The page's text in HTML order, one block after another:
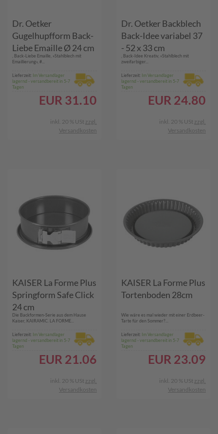
Dr. Oetker
Gugelhupfform Back-
Liebe Emaille Ø 24 cm
, Back-Liebe Emaille, »Stahlblech mit
Emaillierung», #...
Lieferzeit: Im Versandlager
lagernd - versandbereit in 5-7
Tagen
EUR 31.10
inkl. 20 % USt zzgl.
Versandkosten
Dr. Oetker Backblech
Back-Idee variabel 37
- 52 x 33 cm
, Back-Idee Kreativ, »Stahlblech mit
zweifarbiger...
Lieferzeit: Im Versandlager
lagernd - versandbereit in 5-7
Tagen
EUR 24.80
inkl. 20 % USt zzgl.
Versandkosten
KAISER La Forme Plus
Springform Safe Click
24 cm
Die Backformen-Serie aus dem Hause
Kaiser, KAIRAMIC. LA FORME...
Lieferzeit: Im Versandlager
lagernd - versandbereit in 5-7
Tagen
EUR 21.06
inkl. 20 % USt zzgl.
Versandkosten
KAISER La Forme Plus
Tortenboden 28cm
Wie wäre es mal wieder mit einer Erdbeer-
Tarte für den Sommer?...
Lieferzeit: Im Versandlager
lagernd - versandbereit in 5-7
Tagen
EUR 23.09
inkl. 20 % USt zzgl.
Versandkosten